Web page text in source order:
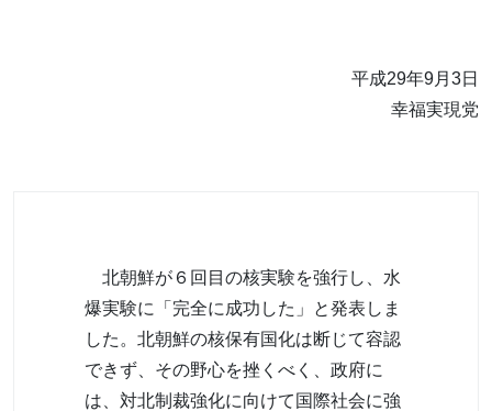
平成29年9月3日
幸福実現党
北朝鮮が６回目の核実験を強行し、水
爆実験に「完全に成功した」と発表しま
した。北朝鮮の核保有国化は断じて容認
できず、その野心を挫くべく、政府に
は、対北制裁強化に向けて国際社会に強